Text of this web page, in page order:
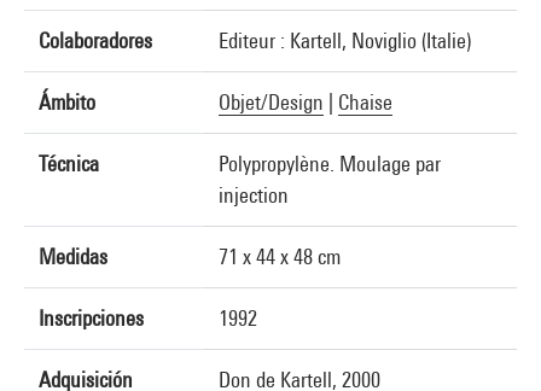
Colaboradores Editeur : Kartell, Noviglio (Italie)
Ámbito Objet/Design Chaise
Técnica
Polypropylène. Moulage par
injection
Medidas 71 x 44 x 48 cm
Inscripciones 1992
Adquisición Don de Kartell, 2000